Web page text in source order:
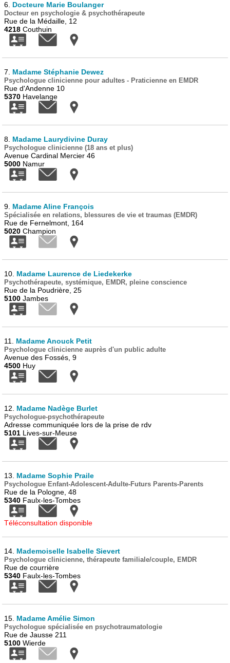
6. Docteure Marie Boulanger
Docteur en psychologie & psychothérapeute
Rue de la Médaille, 12
4218 Couthuin
7. Madame Stéphanie Dewez
Psychologue clinicienne pour adultes - Praticienne en EMDR
Rue d'Andenne 10
5370 Havelange
8. Madame Laurydivine Duray
Psychologue clinicienne (18 ans et plus)
Avenue Cardinal Mercier 46
5000 Namur
9. Madame Aline François
Spécialisée en relations, blessures de vie et traumas (EMDR)
Rue de Fernelmont, 164
5020 Champion
10. Madame Laurence de Liedekerke
Psychothérapeute, systémique, EMDR, pleine conscience
Rue de la Poudrière, 25
5100 Jambes
11. Madame Anouck Petit
Psychologue clinicienne auprès d'un public adulte
Avenue des Fossés, 9
4500 Huy
12. Madame Nadège Burlet
Psychologue-psychothérapeute
Adresse communiquée lors de la prise de rdv
5101 Lives-sur-Meuse
13. Madame Sophie Praile
Psychologue Enfant-Adolescent-Adulte-Futurs Parents-Parents
Rue de la Pologne, 48
5340 Faulx-les-Tombes
Téléconsultation disponible
14. Mademoiselle Isabelle Sievert
Psychologue clinicienne, thérapeute familiale/couple, EMDR
Rue de courrière
5340 Faulx-les-Tombes
15. Madame Amélie Simon
Psychologue spécialisée en psychotraumatologie
Rue de Jausse 211
5100 Wierde